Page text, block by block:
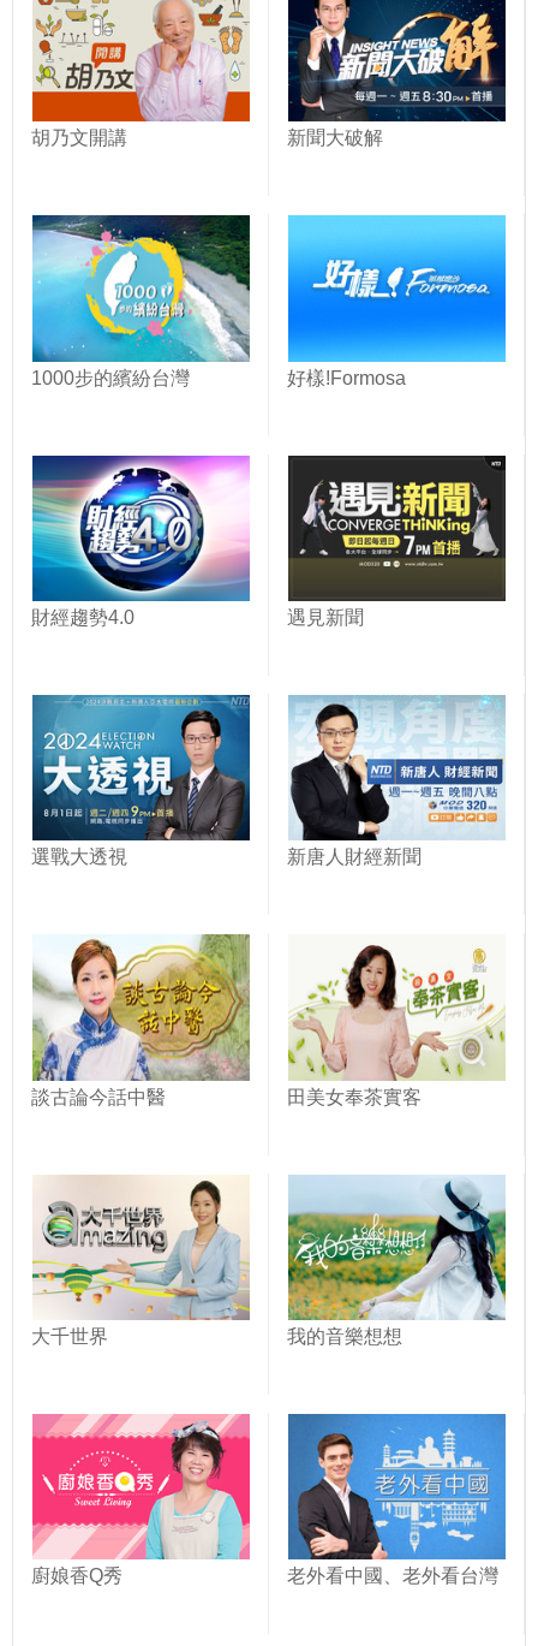
胡乃文開講 新聞大破解
1000步的繽紛台灣 好樣!Formosa
財經趨勢4.0 遇見新聞
選戰大透視 新唐人財經新聞
談古論今話中醫 田美女奉茶實客
大千世界 我的音樂想想
廚娘香Q秀 老外看中國、老外看台灣